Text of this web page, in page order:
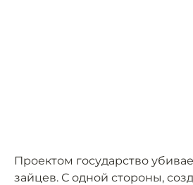
Проектом государство
зайцев. С одной стороны,